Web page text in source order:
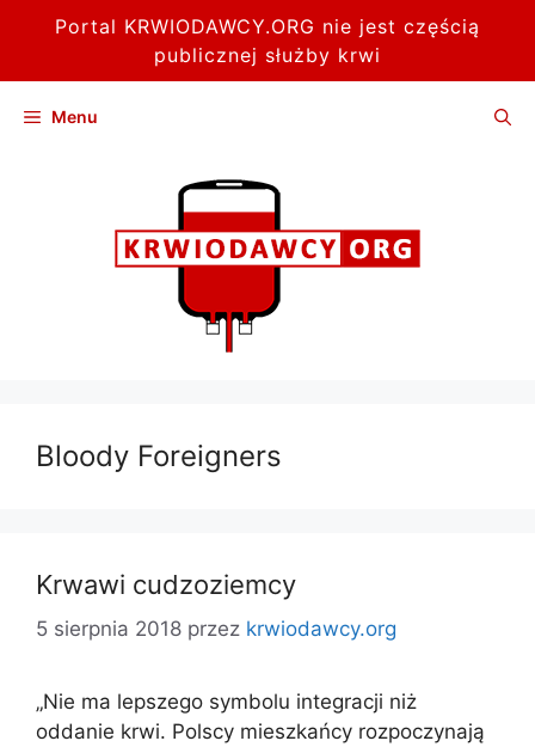
Portal KRWIODAWCY.ORG nie jest częścią
publicznej służby krwi
Menu
Bloody Foreigners
Krwawi cudzoziemcy
5 sierpnia 2018 przez krwiodawcy.org
„Nie ma lepszego symbolu integracji niż
oddanie krwi. Polscy mieszkańcy rozpoczynają